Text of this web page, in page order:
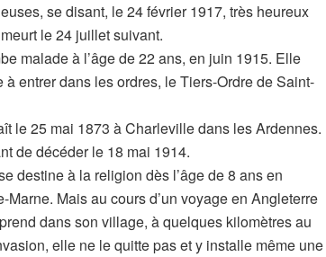
se disant, le 24 février 1917, très heureux
le 24 juillet suivant.
malade à l’âge de 22 ans, en juin 1915. Elle
entrer dans les ordres, le Tiers-Ordre de Saint-
le 25 mai 1873 à Charleville dans les Ardennes.
de décéder le 18 mai 1914.
destine à la religion dès l’âge de 8 ans en
Mais au cours d’un voyage en Angleterre
dans son village, à quelques kilomètres au
elle ne le quitte pas et y installe même une